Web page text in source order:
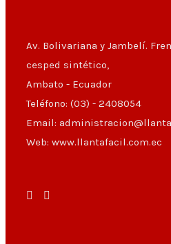
Av. Bolivariana y Jambelí.
cesped sintético,
Ambato - Ecuador
Teléfono: (03) - 2408054
Email:
Web: www.llantafacil.com.ec